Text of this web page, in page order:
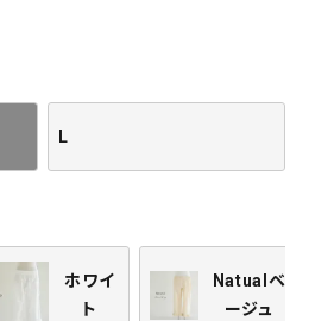
L
ホワイ
ト
Natualベ
ージュ